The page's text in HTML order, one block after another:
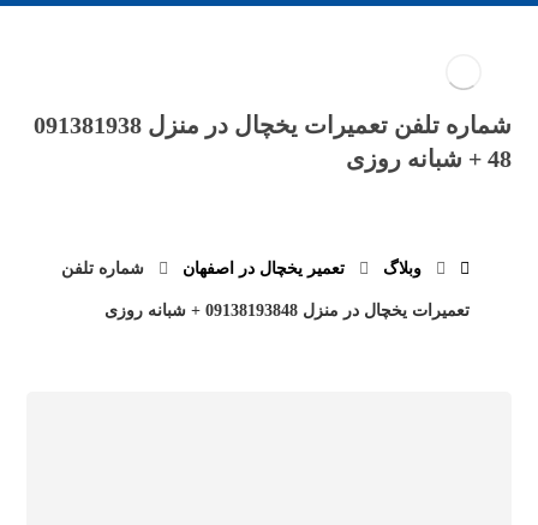
شماره تلفن تعمیرات یخچال در منزل 091381938
48 + شبانه روزی
وبلاگ تعمیر یخچال در اصفهان شماره تلفن
تعمیرات یخچال در منزل 09138193848 + شبانه روزی